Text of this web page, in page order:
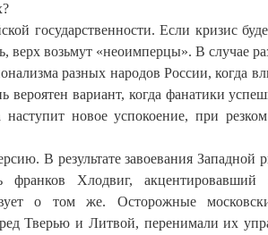
государственности. Если кризис
верх возьмут «неоимперцы». В случае
разных народов России, когда
вариант, когда фанатики
наступит новое успокоение, при
В результате завоевания
Хлодвиг,
о том же. Осторожные
Тверью и Литвой, перенимали их